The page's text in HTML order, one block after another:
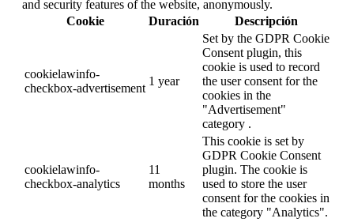
and security features of the website, anonymously.
Cookie
Duración Descripción
cookielawinfo-
checkbox-advertisement
1 year
Set by the GDPR Cookie
Consent plugin, this
cookie is used to record
the user consent for the
cookies in the
"Advertisement"
category .
cookielawinfo-
checkbox-analytics
11
months
This cookie is set by
GDPR Cookie Consent
plugin. The cookie is
used to store the user
consent for the cookies in
the category "Analytics".